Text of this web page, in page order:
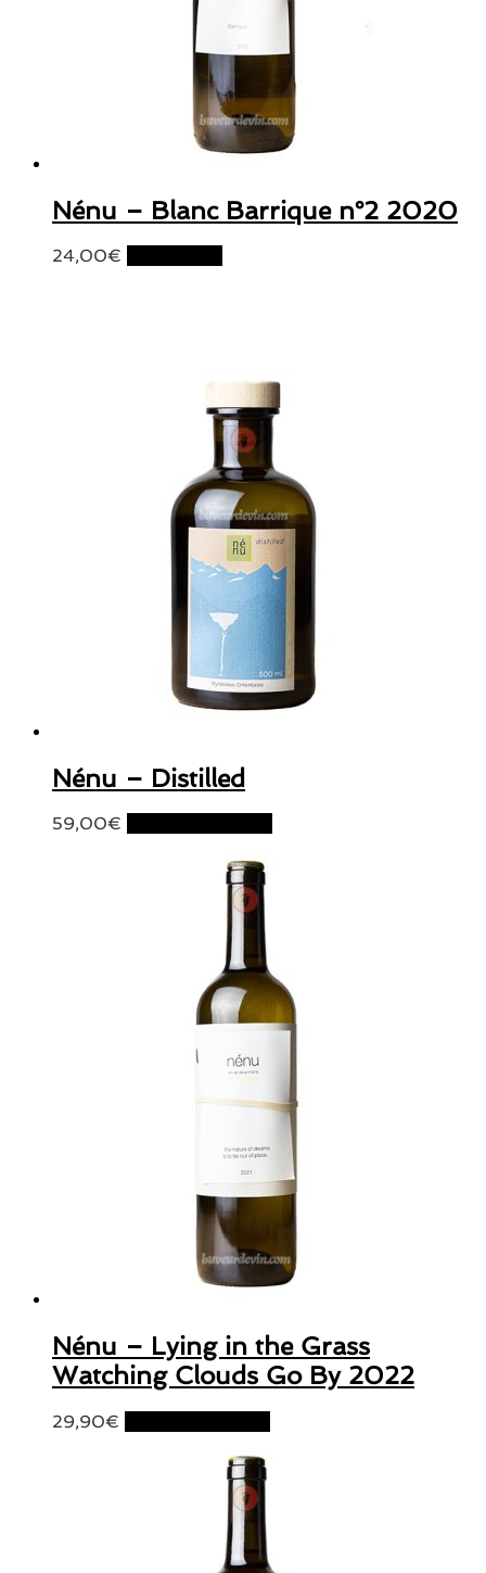
Nénu – Blanc Barrique n°2 2020
24,00€
Nénu – Distilled
59,00€
Nénu – Lying in the Grass
Watching Clouds Go By 2022
29,90€